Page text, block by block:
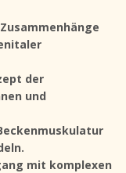
der
und
mit komplexen